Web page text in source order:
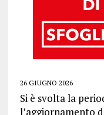
26 GIUGNO 2026
Si è svolta la
l’aggiornamento